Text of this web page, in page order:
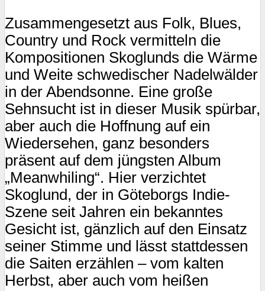
Zusammengesetzt aus Folk, Blues,
Country und Rock vermitteln die
Kompositionen Skoglunds die Wärme
und Weite schwedischer Nadelwälder
in der Abendsonne. Eine große
Sehnsucht ist in dieser Musik spürbar,
aber auch die Hoffnung auf ein
Wiedersehen, ganz besonders
präsent auf dem jüngsten Album
„Meanwhiling“. Hier verzichtet
Skoglund, der in Göteborgs Indie-
Szene seit Jahren ein bekanntes
Gesicht ist, gänzlich auf den Einsatz
seiner Stimme und lässt stattdessen
die Saiten erzählen – vom kalten
Herbst, aber auch vom heißen